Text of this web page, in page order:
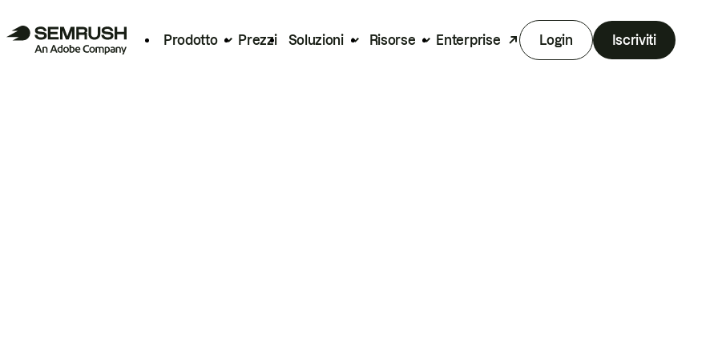
Prodotto Prezzi Soluzioni Risorse Enterprise Login Iscriviti